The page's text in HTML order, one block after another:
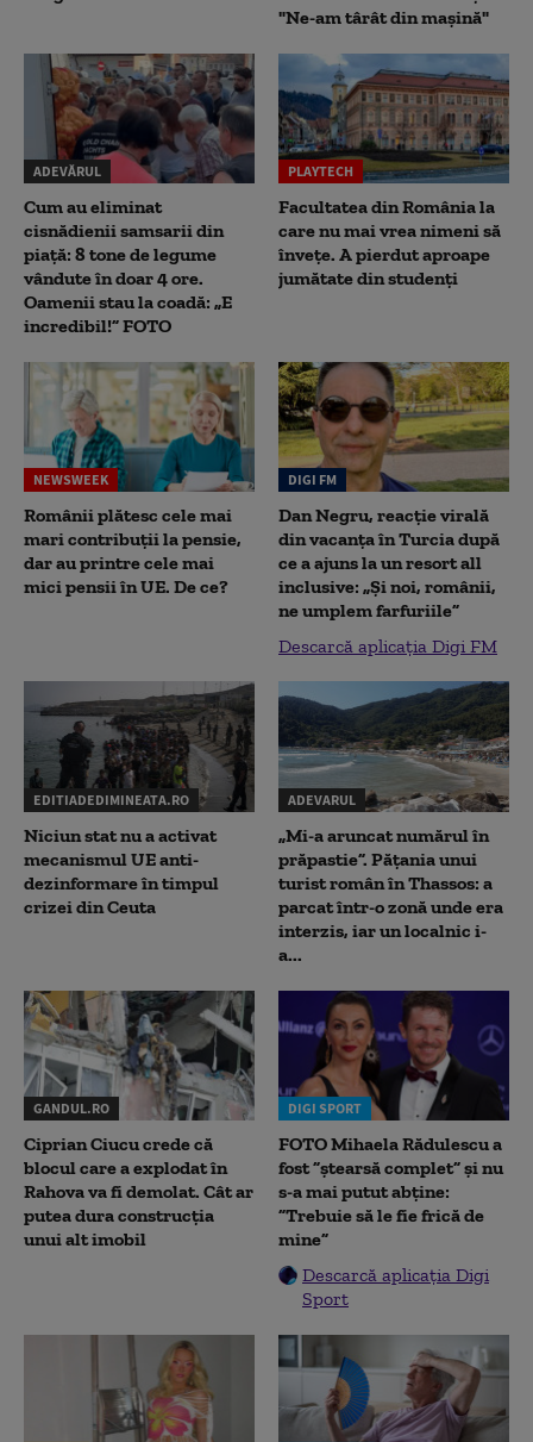
"Ne-am târât din mașină"
ADEVĂRUL
Cum au eliminat
cisnădienii samsarii din
piață: 8 tone de legume
vândute în doar 4 ore.
Oamenii stau la coadă: „E
incredibil!” FOTO
PLAYTECH
Facultatea din România la
care nu mai vrea nimeni să
înveţe. A pierdut aproape
jumătate din studenţi
NEWSWEEK
Românii plătesc cele mai
mari contribuții la pensie,
dar au printre cele mai
mici pensii în UE. De ce?
DIGI FM
Dan Negru, reacție virală
din vacanța în Turcia după
ce a ajuns la un resort all
inclusive: „Și noi, românii,
ne umplem farfuriile”
Descarcă aplicația Digi FM
EDITIADEDIMINEATA.RO
Niciun stat nu a activat
mecanismul UE anti-
dezinformare în timpul
crizei din Ceuta
ADEVARUL
„Mi-a aruncat numărul în
prăpastie”. Pățania unui
turist român în Thassos: a
parcat într-o zonă unde era
interzis, iar un localnic i-
a...
GANDUL.RO
Ciprian Ciucu crede că
blocul care a explodat în
Rahova va fi demolat. Cât ar
putea dura construcția
unui alt imobil
DIGI SPORT
FOTO Mihaela Rădulescu a
fost ”ștearsă complet” și nu
s-a mai putut abține:
”Trebuie să le fie frică de
mine”
Descarcă aplicația Digi
Sport